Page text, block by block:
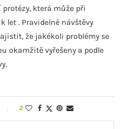
která může při
let . Pravidelné návštěvy
že jakékoli problémy se
okamžitě vyřešeny a podle
2